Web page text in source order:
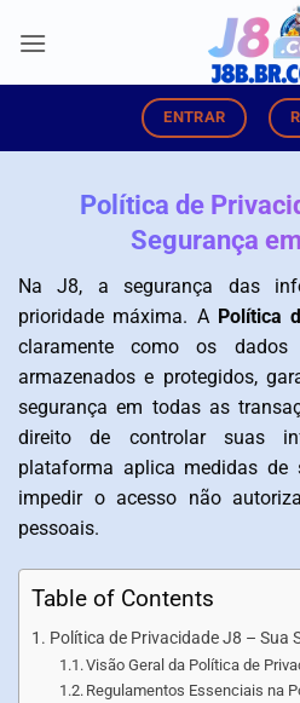
ENTRAR
Política de
Segurança
Na J8, a segurança das
prioridade máxima. A Política
claramente como os dados
armazenados e protegidos,
segurança em todas as
direito de controlar suas
plataforma aplica medidas de
impedir o acesso não
pessoais.
Table of Contents
Política de Privacidade J8 – Sua
Visão Geral da Política de
Regulamentos Essenciais na